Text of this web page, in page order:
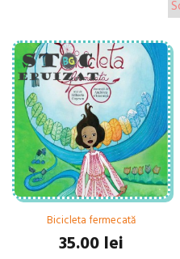
Bicicleta fermecată
35.00 lei